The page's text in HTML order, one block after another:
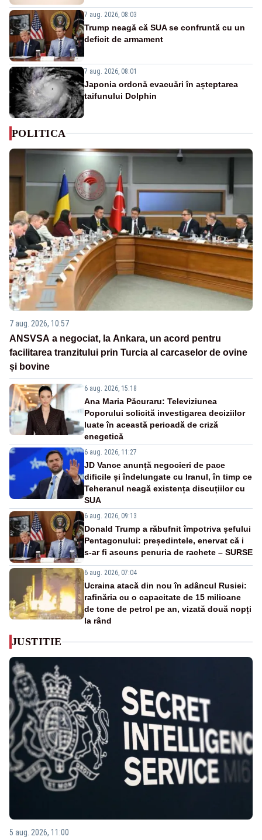
7 aug. 2026, 08:03
Trump neagă că SUA se confruntă cu un
deficit de armament
7 aug. 2026, 08:01
Japonia ordonă evacuări în așteptarea
taifunului Dolphin
POLITICA
7 aug. 2026, 10:57
ANSVSA a negociat, la Ankara, un acord pentru
facilitarea tranzitului prin Turcia al carcaselor de ovine
și bovine
6 aug. 2026, 15:18
Ana Maria Păcuraru: Televiziunea
Poporului solicită investigarea deciziilor
luate în această perioadă de criză
enegetică
6 aug. 2026, 11:27
JD Vance anunță negocieri de pace
dificile și îndelungate cu Iranul, în timp ce
Teheranul neagă existența discuțiilor cu
SUA
6 aug. 2026, 09:13
Donald Trump a răbufnit împotriva șefului
Pentagonului: președintele, enervat că i
s-ar fi ascuns penuria de rachete – SURSE
6 aug. 2026, 07:04
Ucraina atacă din nou în adâncul Rusiei:
rafinăria cu o capacitate de 15 milioane
de tone de petrol pe an, vizată două nopți
la rând
JUSTITIE
5 aug. 2026, 11:00